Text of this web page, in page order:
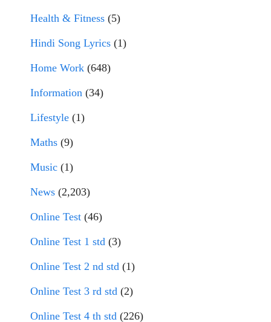
Health & Fitness (5)
Hindi Song Lyrics (1)
Home Work (648)
Information (34)
Lifestyle (1)
Maths (9)
Music (1)
News (2,203)
Online Test (46)
Online Test 1 std (3)
Online Test 2 nd std (1)
Online Test 3 rd std (2)
Online Test 4 th std (226)